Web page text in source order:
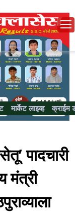
मार्केट लाइव्ह क्राईम
पादचारी
मंत्री